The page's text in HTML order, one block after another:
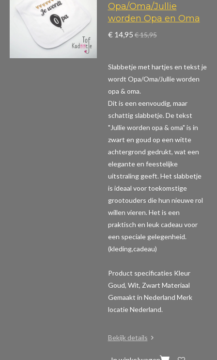
Opa/Oma/Jullie
worden Opa en Oma
€ 14,95 € 15,95
Slabbetje met hartjes en tekst je
wordt Opa/Oma/Jullie worden
opa & oma.
Dit is een eenvoudig, maar
schattig slabbetje. De tekst
"Jullie worden opa & oma" is in
zwart en goud op een witte
achtergrond gedrukt, wat een
elegante en feestelijke
uitstraling geeft. Het slabbetje
is ideaal voor toekomstige
grootouders die hun nieuwe rol
willen vieren. Het is een
praktisch en leuk cadeau voor
een speciale gelegenheid.
(kleding,cadeau)
Product specificaties Kleur
Goud, Wit, Zwart Materiaal
Gemaakt in Nederland Merk
locatie Nederland.
Bekijk details